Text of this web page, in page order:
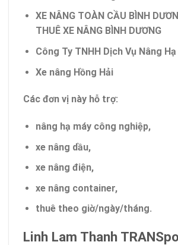
XE NÂNG TOÀN CẦU BÌNH
THUÊ XE NÂNG BÌNH DƯƠNG
Công Ty TNHH Dịch Vụ Nâng
Xe nâng Hồng Hải
Các đơn vị này hỗ trợ:
nâng hạ máy công nghiệp,
xe nâng dầu,
xe nâng điện,
xe nâng container,
thuê theo giờ/ngày/tháng.
Linh Lam Thanh